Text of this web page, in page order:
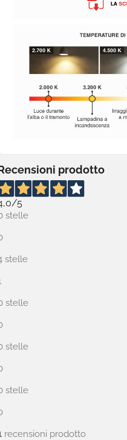
prodotto
/5
stelle
stelle
stelle
stelle
stelle
recensioni prodotto